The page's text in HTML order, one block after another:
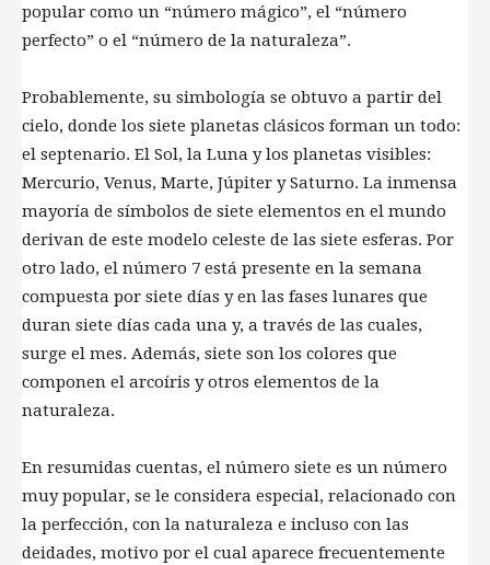
popular como un “número mágico”, el “número
perfecto” o el “número de la naturaleza”.
Probablemente, su simbología se obtuvo a partir del
cielo, donde los siete planetas clásicos forman un todo:
el septenario. El Sol, la Luna y los planetas visibles:
Mercurio, Venus, Marte, Júpiter y Saturno. La inmensa
mayoría de símbolos de siete elementos en el mundo
derivan de este modelo celeste de las siete esferas. Por
otro lado, el número 7 está presente en la semana
compuesta por siete días y en las fases lunares que
duran siete días cada una y, a través de las cuales,
surge el mes. Además, siete son los colores que
componen el arcoíris y otros elementos de la
naturaleza.
En resumidas cuentas, el número siete es un número
muy popular, se le considera especial, relacionado con
la perfección, con la naturaleza e incluso con las
deidades, motivo por el cual aparece frecuentemente